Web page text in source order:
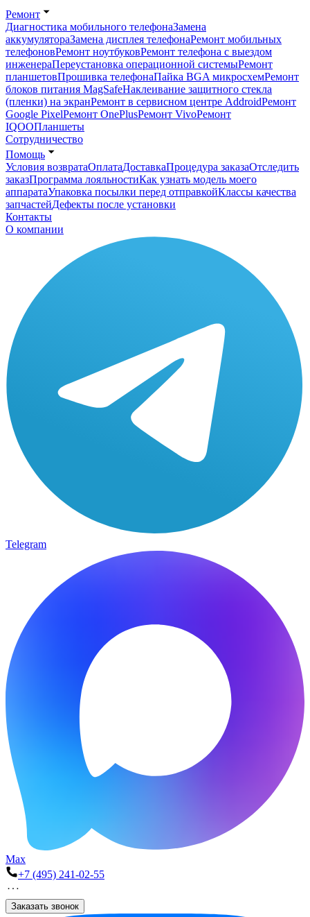
Ремонт
Диагностика мобильного телефонаЗамена
аккумулятораЗамена дисплея телефонаРемонт мобильных
телефоновРемонт ноутбуковРемонт телефона с выездом
инженераПереустановка операционной системыРемонт
планшетовПрошивка телефонаПайка BGA микросхемРемонт
блоков питания MagSafeНаклеивание защитного стекла
(пленки) на экранРемонт в сервисном центре AddroidРемонт
Google PixelРемонт OnePlusРемонт VivoРемонт
IQOOПланшеты
Сотрудничество
Помощь
Условия возвратаОплатаДоставкаПроцедура заказаОтследить
заказПрограмма лояльностиКак узнать модель моего
аппаратаУпаковка посылки перед отправкойКлассы качества
запчастейДефекты после установки
Контакты
О компании
Telegram
Max
+7 (495) 241-02-55
Заказать звонок